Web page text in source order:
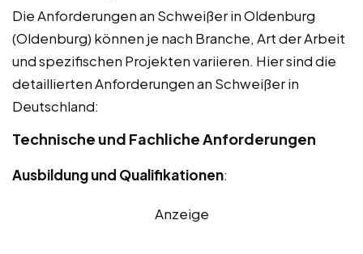
Die Anforderungen an Schweißer in Oldenburg
(Oldenburg) können je nach Branche, Art der Arbeit
und spezifischen Projekten variieren. Hier sind die
detaillierten Anforderungen an Schweißer in
Deutschland:
Technische und Fachliche Anforderungen
Ausbildung und Qualifikationen:
Anzeige